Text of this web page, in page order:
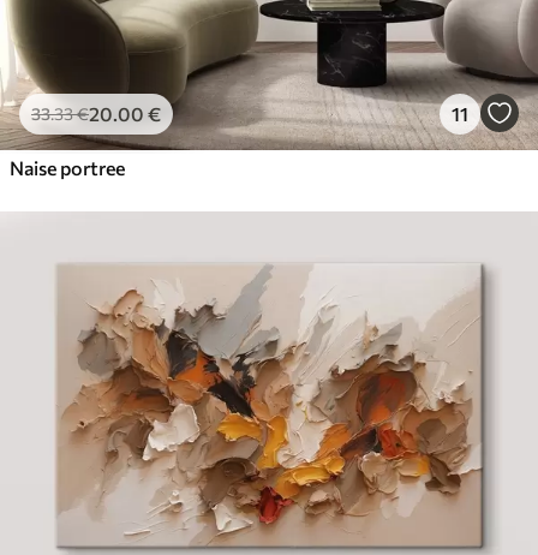
33.33€20.00 € 11
Naise portree